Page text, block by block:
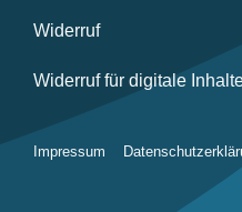
Widerruf
Widerruf für digitale
Impressum